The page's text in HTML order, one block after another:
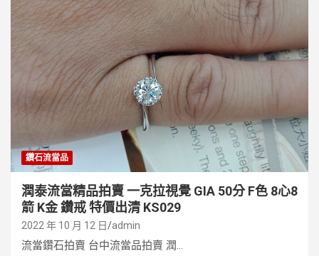
鑽石流當品
潤泰流當精品拍賣 一克拉視覺 GIA 50分 F色 8心8
箭 K金 鑽戒 特價出清 KS029
2022 年 10 月 12 日 admin
流當鑽石拍賣 台中流當品拍賣 潤...